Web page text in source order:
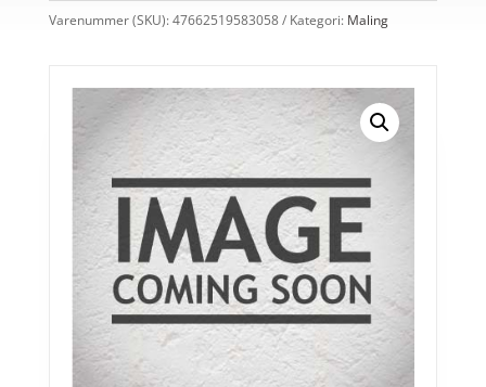
Varenummer (SKU):47662519583058 Kategori: Maling